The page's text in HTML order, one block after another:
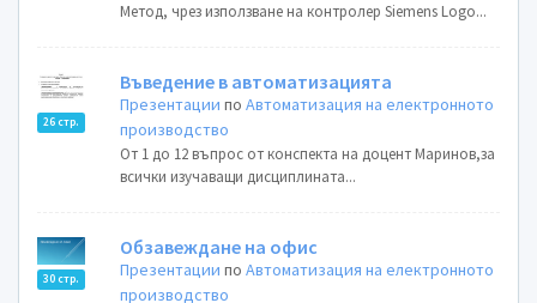
Метод, чрез използване на контролер Siemens Logo...
26 стр.
Въведение в автоматизацията
Презентации поАвтоматизация на електронното
производство
От 1 до 12 въпрос от конспекта на доцент Маринов,за
всички изучаващи дисциплината...
30 стр.
Обзавеждане на офис
Презентации поАвтоматизация на електронното
производство